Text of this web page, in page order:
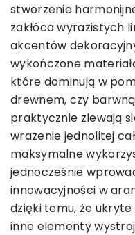
stworzenie
zakłóca wyrazistych
akcentów
wykończone
które dominują w
drewnem, czy
praktycznie zlewają
wrażenie jednolitej
maksymalne
jednocześnie
innowacyjności w
dzięki temu, że
inne elementy